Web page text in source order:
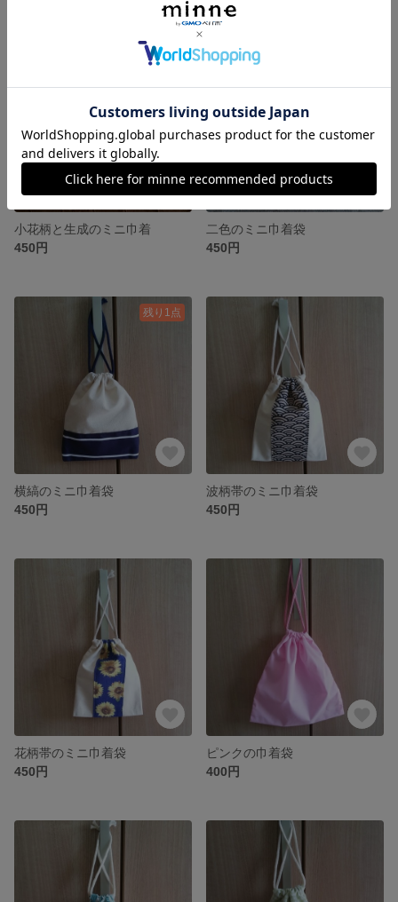
小花柄と生成のミニ巾着
450円
二色のミニ巾着袋
450円
残り1点
横縞のミニ巾着袋
450円
波柄帯のミニ巾着袋
450円
花柄帯のミニ巾着袋
450円
ピンクの巾着袋
400円